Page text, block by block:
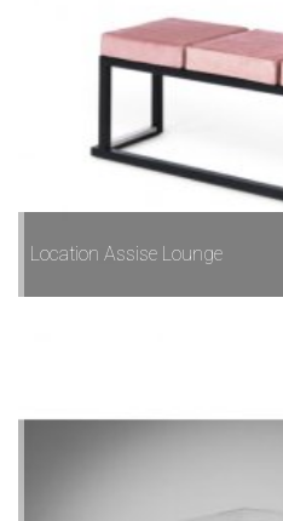
Location Assise Lounge